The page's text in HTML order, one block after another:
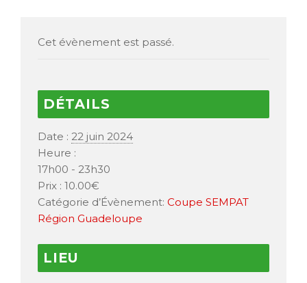
Cet évènement est passé.
DÉTAILS
Date : 22 juin 2024
Heure :
17h00 - 23h30
Prix : 10.00€
Catégorie d’Évènement: Coupe SEMPAT
Région Guadeloupe
LIEU